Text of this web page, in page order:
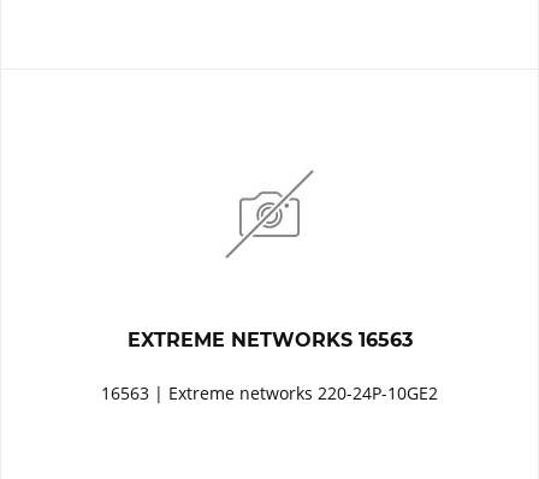
EXTREME NETWORKS 16563
16563 | Extreme networks 220-24P-10GE2